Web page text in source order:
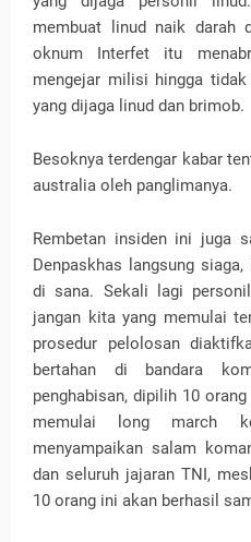
membuat linud naik darah
oknum Interfet itu
mengejar milisi hingga
yang dijaga linud dan brimob.
Besoknya terdengar kabar
australia oleh panglimanya.
Rembetan insiden ini juga
Denpaskhas langsung
di sana. Sekali lagi
jangan kita yang memulai
prosedur pelolosan
bertahan di bandara
penghabisan, dipilih 10
memulai long march
menyampaikan salam
dan seluruh jajaran TNI,
10 orang ini akan berhasil